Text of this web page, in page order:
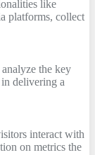
like
platforms, collect
the key
delivering a
interact with
on metrics the